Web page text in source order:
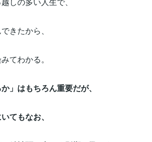
きたから、
てわかる。
」はもちろん重要だが、
てもなお、